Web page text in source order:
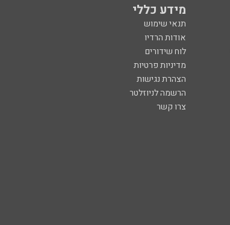
מידע כללי
תנאי שימוש
אודות הרדיו
לוח שידורים
מדיניות פרטיות
הצהרת נגישות
הרשמה לניוזלטר
צרו קשר